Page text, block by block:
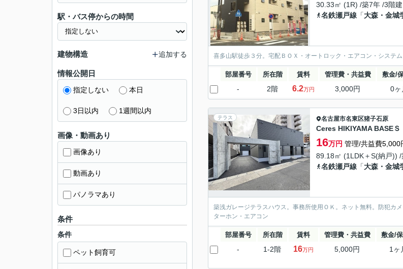
30.33㎡ (1R) /築7年 /3階建
名鉄瀬戸線 「大森・金城
喜多山駅徒歩３分。宅配ＢＯＸ・オートロック・エアコン・システ
部屋番号 所在階 賃料 管理費・共益費 敷金/
- 2階 6.2万円 3,000円 0ヶ
テラス 名古屋市名東区猪子石原
Ceres HIKIYAMA BASEＳ
16万円 管理/共益費5,000
89.18㎡ (1LDK＋S(納戸))
名鉄瀬戸線 「大森・金城
築浅ガレージテラスハウス。事務所使用ＯＫ。ネット無料。防犯カ
ターホン・エアコン
部屋番号 所在階 賃料 管理費・共益費 敷金/
- 1-2階 16万円 5,000円 1ヶ
駅・バス停からの時間
建物構造 追加する
情報公開日
指定しない 本日
3日以内 1週間以内
画像・動画あり
画像あり
動画あり
パノラマあり
条件
条件
ペット飼育可